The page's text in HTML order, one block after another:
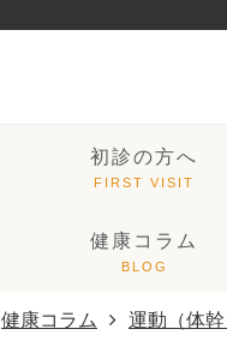
初診の方へ
健康コラム
健康コラム 運動（体